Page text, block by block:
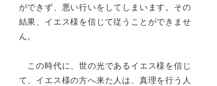
ができず、悪い行いをしてしまいます。その
結果、イエス様を信じて従うことができませ
ん。
この時代に、世の光であるイエス様を信じ
て、イエス様の方へ来た人は、真理を行う人